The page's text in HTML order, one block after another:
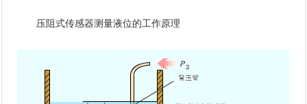
压阻式传感器测量液位的工作原理